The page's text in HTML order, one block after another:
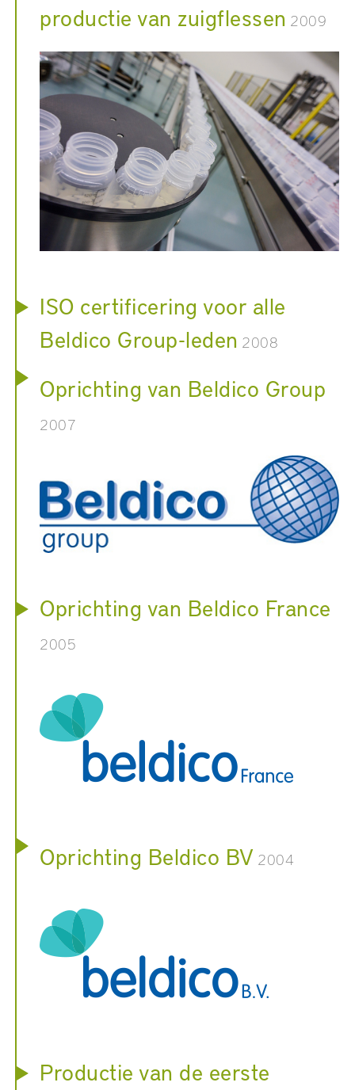
productie van zuigflessen 2009
ISO certificering voor alle
Beldico Group-leden 2008
Oprichting van Beldico Group
2007
Oprichting van Beldico France
2005
Oprichting Beldico BV 2004
Productie van de eerste